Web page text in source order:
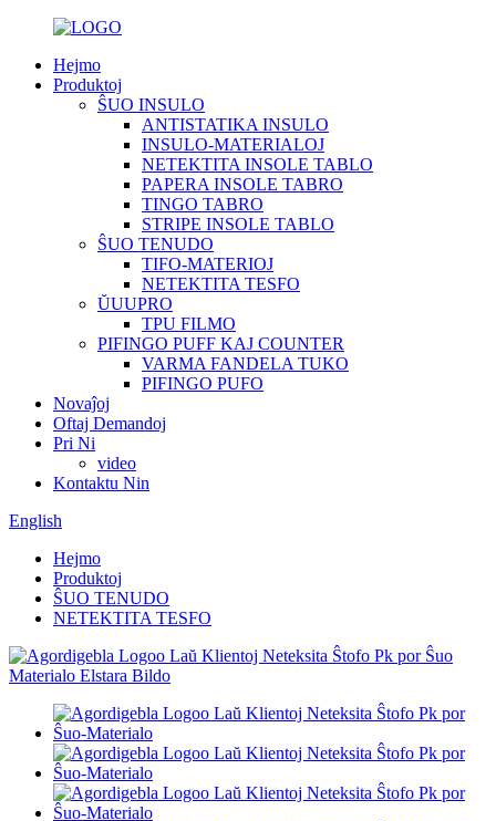
Hejmo
Produktoj
ŜUO INSULO
ANTISTATIKA INSULO
INSULO-MATERIALOJ
NETEKTITA INSOLE TABLO
PAPERA INSOLE TABRO
TINGO TABRO
STRIPE INSOLE TABLO
ŜUO TENUDO
TIFO-MATERIOJ
NETEKTITA TESFO
ŬUUPRO
TPU FILMO
PIFINGO PUFF KAJ COUNTER
VARMA FANDELA TUKO
PIFINGO PUFO
Novaĵoj
Oftaj Demandoj
Pri Ni
video
Kontaktu Nin
English
Hejmo
Produktoj
ŜUO TENUDO
NETEKTITA TESFO